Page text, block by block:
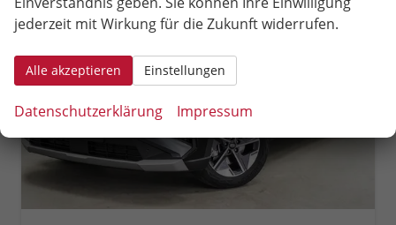
jederzeit mit Wirkung für die Zukunft widerrufen.
Alle akzeptieren Einstellungen
Datenschutzerklärung Impressum